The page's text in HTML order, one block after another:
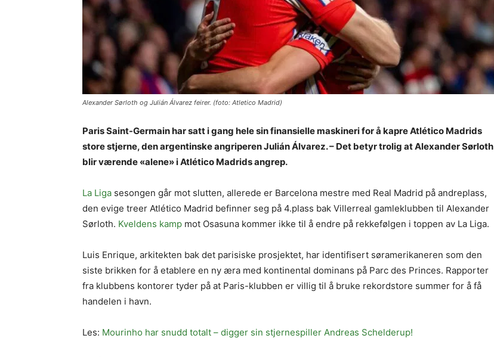
Alexander Sørloth og Julián Álvarez feirer. (foto: Atletico Madrid)
Paris Saint-Germain har satt i gang hele sin finansielle maskineri for å kapre Atlético Madrids
store stjerne, den argentinske angriperen Julián Álvarez. – Det betyr trolig at Alexander Sørloth
blir værende «alene» i Atlético Madrids angrep.
La Liga sesongen går mot slutten, allerede er Barcelona mestre med Real Madrid på andreplass,
den evige treer Atlético Madrid befinner seg på 4.plass bak Villerreal gamleklubben til Alexander
Sørloth. Kveldens kamp mot Osasuna kommer ikke til å endre på rekkefølgen i toppen av La Liga.
Luis Enrique, arkitekten bak det parisiske prosjektet, har identifisert søramerikaneren som den
siste brikken for å etablere en ny æra med kontinental dominans på Parc des Princes. Rapporter
fra klubbens kontorer tyder på at Paris-klubben er villig til å bruke rekordstore summer for å få
handelen i havn.
Les: Mourinho har snudd totalt – digger sin stjernespiller Andreas Schelderup!